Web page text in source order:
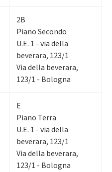
2B
Piano Secondo
U.E. 1 - via della
beverara, 123/1
Via della beverara,
123/1 - Bologna
E
Piano Terra
U.E. 1 - via della
beverara, 123/1
Via della beverara,
123/1 - Bologna